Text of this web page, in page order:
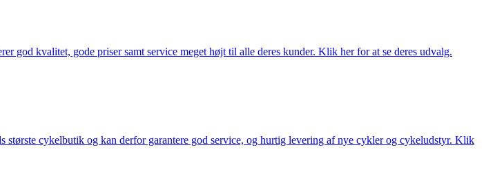
kvalitet, gode priser samt service meget højt til alle deres kunder. Klik her for at se deres udvalg.
cykelbutik og kan derfor garantere god service, og hurtig levering af nye cykler og cykeludstyr. Klik